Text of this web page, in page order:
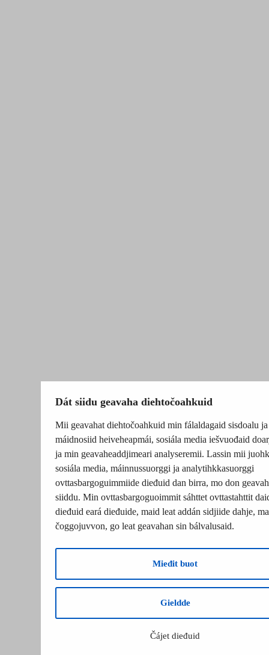
Dát siidu geavaha diehtočoahkuid
Mii geavahat diehtočoahkuid min fálaldagaid sisdoalu ja
máidnosiid heiveheapmái, sosiála media iešvuođaid
ja min geavaheaddjimeari analyseremii. Lassin mii
sosiála media, máinnussuorggi ja analytihkkasuorggi
ovttasbargoguimmiide dieđuid dan birra, mo don
siiddu. Min ovttasbargoguoimmit sáhttet ovttastahttit
dieđuid eará dieđuide, maid leat addán sidjiide dahje,
čoggojuvvon, go leat geavahan sin bálvalusaid.
Mieđit buot
Gieldde
Čájet dieđuid